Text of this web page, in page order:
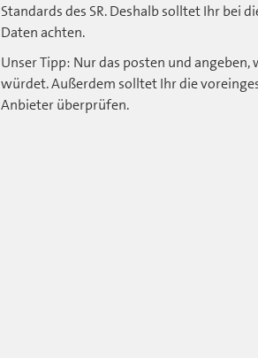
Standards des SR. Deshalb solltet Ihr bei
Daten achten.
Unser Tipp: Nur das posten und
würdet. Außerdem solltet Ihr die
Anbieter überprüfen.